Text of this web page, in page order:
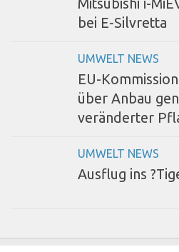
Mitsubishi i-
bei E-Silvretta
UMWELT NEWS
EU-
über Anbau
veränderter
UMWELT NEWS
Ausflug ins